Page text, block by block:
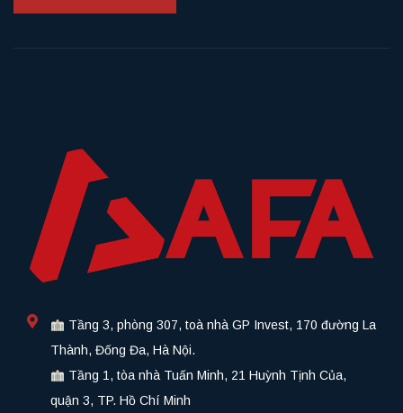
Tầng 3, phòng 307, toà nhà GP Invest, 170 đường La
Thành, Đống Đa, Hà Nội.
Tầng 1, tòa nhà Tuấn Minh, 21 Huỳnh Tịnh Của,
quận 3, TP. Hồ Chí Minh